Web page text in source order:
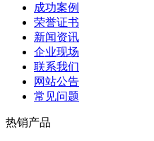
成功案例
荣誉证书
新闻资讯
企业现场
联系我们
网站公告
常见问题
热销产品